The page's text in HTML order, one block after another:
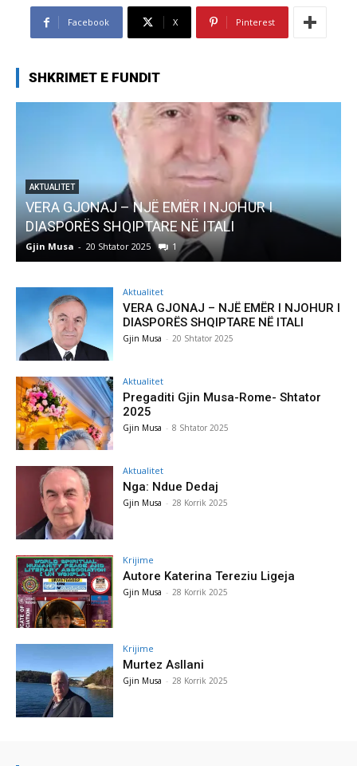
Facebook X Pinterest
SHKRIMET E FUNDIT
AKTUALITET
Pregaditi Gjin Musa-Rome- Shtator 2025
Gjin Musa 8 Shtator 2025 0
Aktualitet
VERA GJONAJ – NJË EMËR I NJOHUR I
DIASPORËS SHQIPTARE NË ITALI
Gjin Musa - 20 Shtator 2025
Aktualitet
Pregaditi Gjin Musa-Rome- Shtator
2025
Gjin Musa - 8 Shtator 2025
Aktualitet
Nga: Ndue Dedaj
Gjin Musa - 28 Korrik 2025
Krijime
Autore Katerina Tereziu Ligeja
Gjin Musa - 28 Korrik 2025
Krijime
Murtez Asllani
Gjin Musa - 28 Korrik 2025